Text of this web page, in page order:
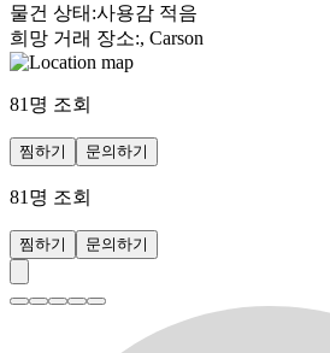
물건 상태 :사용감 적음
희망 거래 장소:, Carson
81 명 조회
찜하기 문의하기
81 명 조회
찜하기 문의하기